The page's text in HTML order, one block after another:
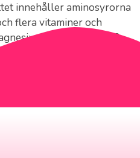
innehåller aminosyrorna
flera vitaminer och
Vitamin C, E, B6,